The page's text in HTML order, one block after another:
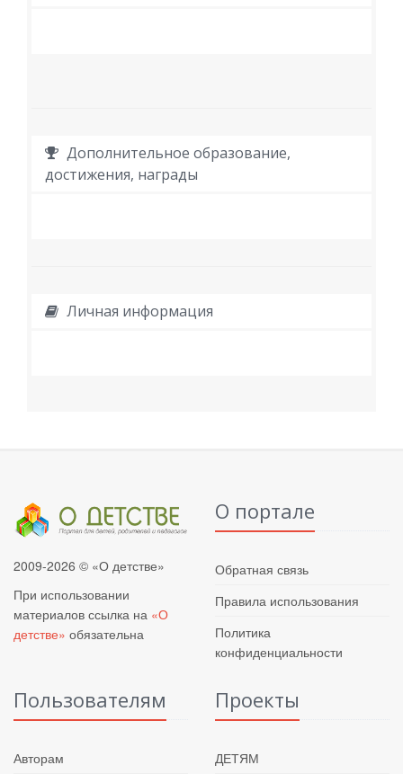
Дополнительное образование,
достижения, награды
Личная информация
2009-2026 © «О детстве»
При использовании
материалов ссылка на «О
детстве» обязательна
О портале
Обратная связь
Правила использования
Политика
конфиденциальности
Пользователям
Авторам
Проекты
ДЕТЯМ